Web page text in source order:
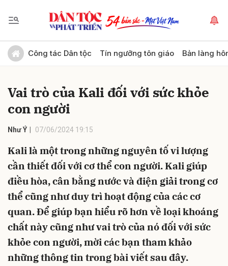
Công tác Dân tộc Tín ngưỡng tôn giáo Bản làng
Vai trò của Kali đối với sức khỏe
con người
Như Ý 07/06/2024 19:15
Kali là một trong những nguyên tố vi lượng
cần thiết đối với cơ thể con người. Kali giúp
điều hòa, cân bằng nước và điện giải trong cơ
thể cũng như duy trì hoạt động của các cơ
quan. Để giúp bạn hiểu rõ hơn về loại khoáng
chất này cũng như vai trò của nó đối với sức
khỏe con người, mời các bạn tham khảo
những thông tin trong bài viết sau đây.
Gửi bình luận
Hủy Gửi